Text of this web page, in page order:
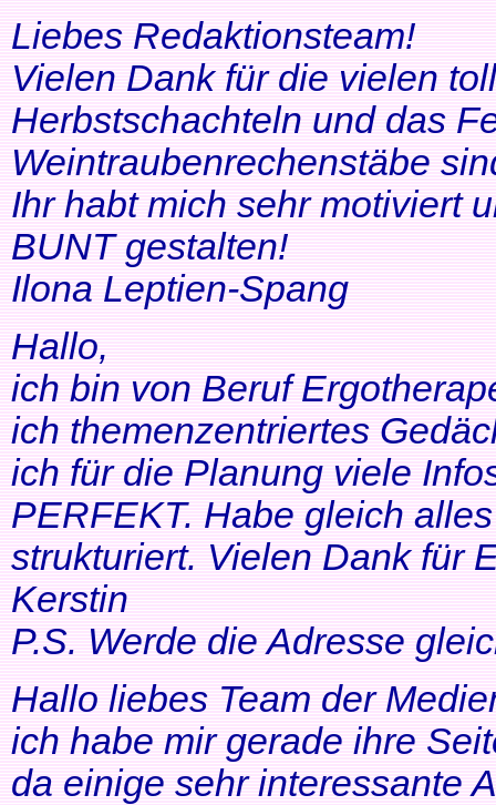
Liebes Redaktionsteam!
Vielen Dank für die vielen
Herbstschachteln und das
Weintraubenrechenstäbe
Ihr habt mich sehr motiviert
BUNT gestalten!
Ilona Leptien-Spang
Hallo,
ich bin von Beruf
ich themenzentriertes
ich für die Planung viele
PERFEKT. Habe gleich
strukturiert. Vielen Dank für
Kerstin
P.S. Werde die Adresse
Hallo liebes Team der
ich habe mir gerade ihre
da einige sehr interessante